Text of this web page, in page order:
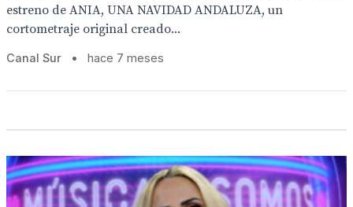
estreno de ANIA, UNA NAVIDAD ANDALUZA, un
cortometraje original creado...
Canal Sur • hace 7 meses